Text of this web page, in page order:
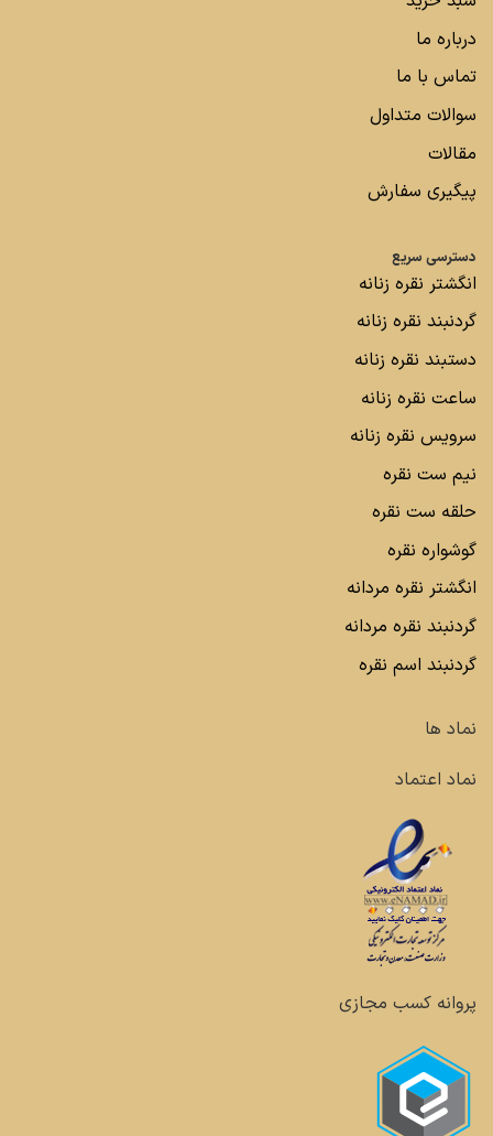
درباره ما
تماس با ما
سوالات متداول
مقالات
پیگیری سفارش
دسترسی سریع
انگشتر نقره زنانه
گردنبند نقره زنانه
دستبند نقره زنانه
ساعت نقره زنانه
سرویس نقره زنانه
نیم ست نقره
حلقه ست نقره
گوشواره نقره
انگشتر نقره مردانه
گردنبند نقره مردانه
گردنبند اسم نقره
نماد ها
نماد اعتماد
پروانه کسب مجازی